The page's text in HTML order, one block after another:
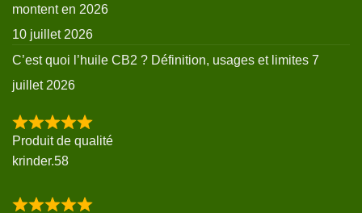
montent en 2026
10 juillet 2026
C’est quoi l’huile CB2 ? Définition, usages et limites 7
juillet 2026
Produit de qualité
krinder.58